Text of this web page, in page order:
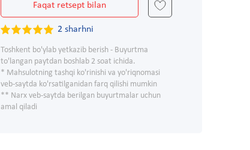
Faqat retsept bilan
2 sharhni
Toshkent bo'ylab yetkazib berish - Buyurtma
to'langan paytdan boshlab 2 soat ichida.
* Mahsulotning tashqi ko'rinishi va yo'riqnomasi
veb-saytda ko'rsatilganidan farq qilishi mumkin
** Narx veb-saytda berilgan buyurtmalar uchun
amal qiladi